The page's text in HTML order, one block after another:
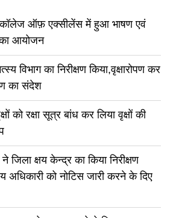
कॉलेज ऑफ़ एक्सीलेंस में हुआ भाषण एवं
का आयोजन
विभाग का निरीक्षण किया,वृक्षारोपण कर
का संदेश
को रक्षा सूत्र बांध कर लिया वृक्षों की
जिला क्षय केन्द्र का किया निरीक्षण
अधिकारी को नोटिस जारी करने के दिए